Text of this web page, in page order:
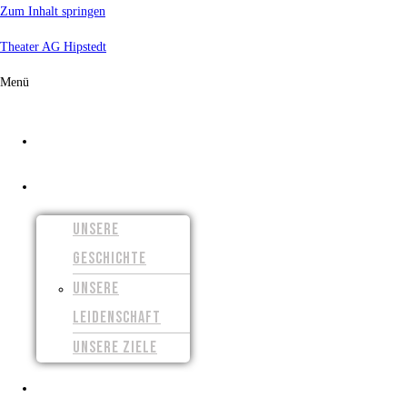
Zum Inhalt springen
Theater AG Hipstedt
Menü
UNSERE
GESCHICHTE
UNSERE
LEIDENSCHAFT
UNSERE ZIELE